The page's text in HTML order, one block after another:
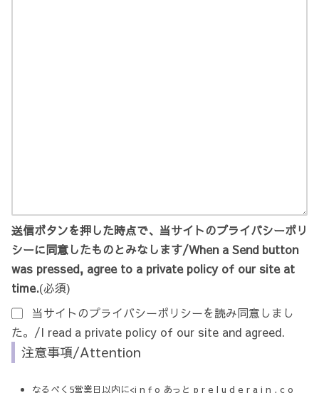
送信ボタンを押した時点で、当サイトのプライバシーポリ
シーに同意したものとみなします/When a Send button
was pressed, agree to a private policy of our site at
time.(必須)
当サイトのプライバシーポリシーを読み同意しまし
た。/I read a private policy of our site and agreed.
注意事項/Attention
なるべく5営業日以内に<i n f o あっと p r e l u d e r a i n . c o